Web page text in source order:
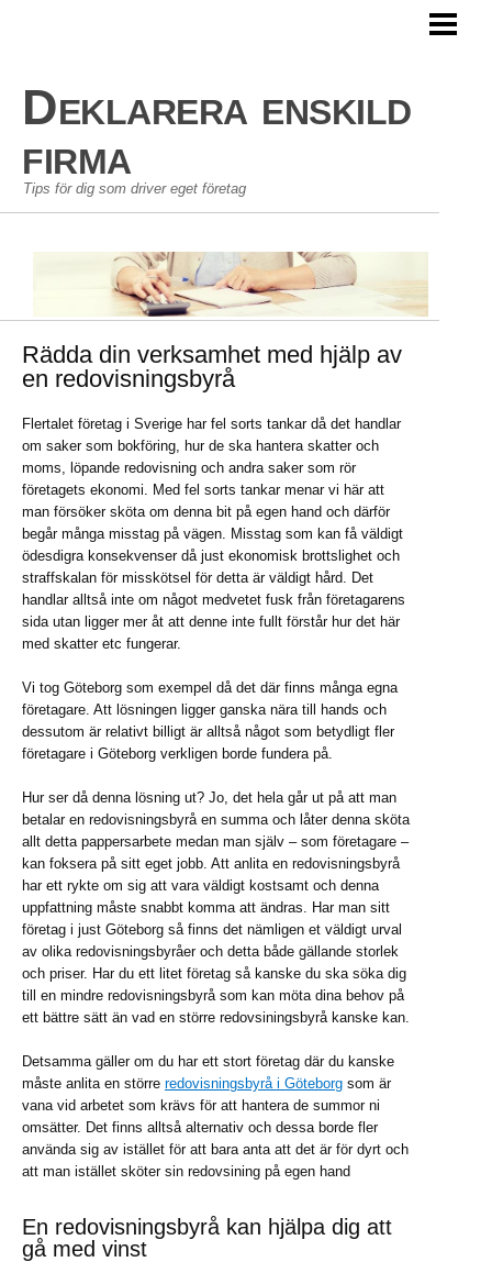
PERSONLIG EKONOMI
GÖRA EN BUDGET
Deklarera enskild
firma
Tips för dig som driver eget företag
Rädda din verksamhet med hjälp av
en redovisningsbyrå
Flertalet företag i Sverige har fel sorts tankar då det handlar
om saker som bokföring, hur de ska hantera skatter och
moms, löpande redovisning och andra saker som rör
företagets ekonomi. Med fel sorts tankar menar vi här att
man försöker sköta om denna bit på egen hand och därför
begår många misstag på vägen. Misstag som kan få väldigt
ödesdigra konsekvenser då just ekonomisk brottslighet och
straffskalan för misskötsel för detta är väldigt hård. Det
handlar alltså inte om något medvetet fusk från företagarens
sida utan ligger mer åt att denne inte fullt förstår hur det här
med skatter etc fungerar.
Vi tog Göteborg som exempel då det där finns många egna
företagare. Att lösningen ligger ganska nära till hands och
dessutom är relativt billigt är alltså något som betydligt fler
företagare i Göteborg verkligen borde fundera på.
Hur ser då denna lösning ut? Jo, det hela går ut på att man
betalar en redovisningsbyrå en summa och låter denna sköta
allt detta pappersarbete medan man själv – som företagare –
kan foksera på sitt eget jobb. Att anlita en redovisningsbyrå
har ett rykte om sig att vara väldigt kostsamt och denna
uppfattning måste snabbt komma att ändras. Har man sitt
företag i just Göteborg så finns det nämligen et väldigt urval
av olika redovisningsbyråer och detta både gällande storlek
och priser. Har du ett litet företag så kanske du ska söka dig
till en mindre redovisningsbyrå som kan möta dina behov på
ett bättre sätt än vad en större redovsiningsbyrå kanske kan.
Detsamma gäller om du har ett stort företag där du kanske
måste anlita en större redovisningsbyrå i Göteborg som är
vana vid arbetet som krävs för att hantera de summor ni
omsätter. Det finns alltså alternativ och dessa borde fler
använda sig av istället för att bara anta att det är för dyrt och
att man istället sköter sin redovsining på egen hand
En redovisningsbyrå kan hjälpa dig att
gå med vinst